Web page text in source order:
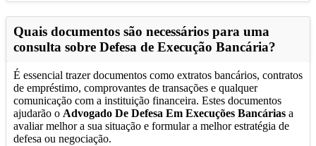
Quais documentos são necessários para uma
consulta sobre Defesa de Execução Bancária?
É essencial trazer documentos como extratos bancários, contratos
de empréstimo, comprovantes de transações e qualquer
comunicação com a instituição financeira. Estes documentos
ajudarão o Advogado De Defesa Em Execuções Bancárias a
avaliar melhor a sua situação e formular a melhor estratégia de
defesa ou negociação.